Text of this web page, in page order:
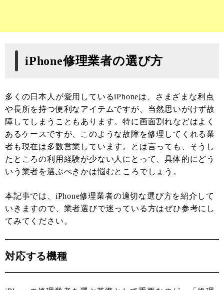
iPhone修理業者の選び方
多くの日本人が愛用しているiPhoneは、さまざまな利点
や長所を持つ便利なアイテムですが、当然思いがけず故
障してしまうこともあります。特に画面割れなどはよく
あるケースですが、このような故障を修理してくれる業
者も現在は多数営業しています。とは言っても、そうし
たところの利用経験が少ない人にとって、具体的にどう
いう業者を選ぶべきかは悩むところでしょう。
本記事では、iPhone修理業者の適切な選び方を紹介して
いきますので、業者選びで迷っている方はぜひ参考にし
てみてください。
対応する機種